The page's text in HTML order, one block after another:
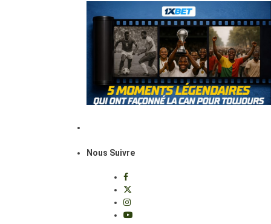
Nous Suivre